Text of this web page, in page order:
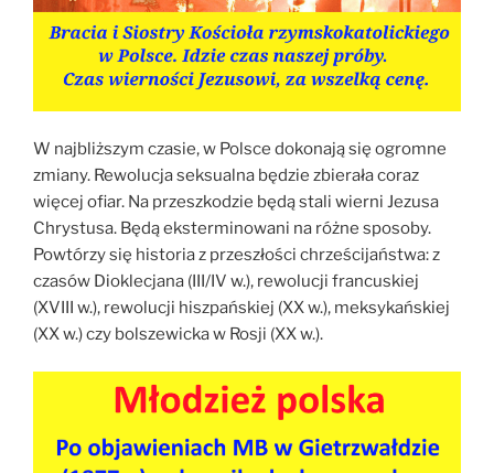
W najbliższym czasie, w Polsce dokonają się ogromne
zmiany. Rewolucja seksualna będzie zbierała coraz
więcej ofiar. Na przeszkodzie będą stali wierni Jezusa
Chrystusa. Będą eksterminowani na różne sposoby.
Powtórzy się historia z przeszłości chrześcijaństwa: z
czasów Dioklecjana (III/IV w.), rewolucji francuskiej
(XVIII w.), rewolucji hiszpańskiej (XX w.), meksykańskiej
(XX w.) czy bolszewicka w Rosji (XX w.).